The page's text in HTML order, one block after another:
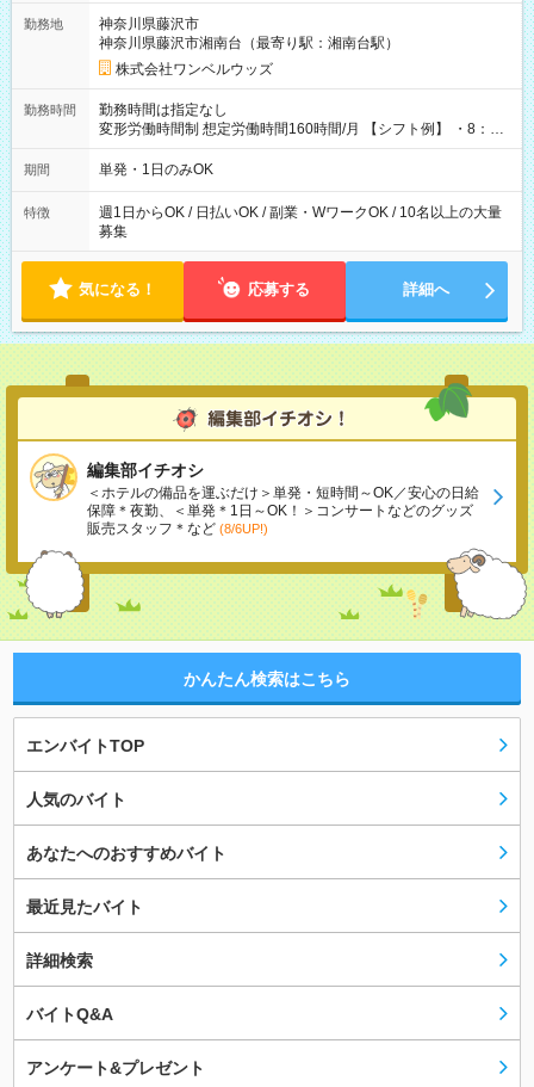
勤務地
神奈川県藤沢市
神奈川県藤沢市湘南台（最寄り駅：湘南台駅）
株式会社ワンベルウッズ
勤務時間
勤務時間は指定なし
変形労働時間制 想定労働時間160時間/月 【シフト例】 ・8：00
～21：00
期間 単発・1日のみOK
特徴
週1日からOK / 日払いOK / 副業・WワークOK / 10名以上の大量
募集
気になる！ 応募する 詳細へ
編集部イチオシ
＜ホテルの備品を運ぶだけ＞単発・短時間～OK／安心の日給
保障＊夜勤、＜単発＊1日～OK！＞コンサートなどのグッズ
販売スタッフ＊など (8/6UP!)
かんたん検索はこちら
エンバイトTOP
人気のバイト
あなたへのおすすめバイト
最近見たバイト
詳細検索
バイトQ&A
アンケート&プレゼント